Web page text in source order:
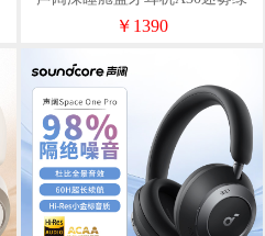
￥1390